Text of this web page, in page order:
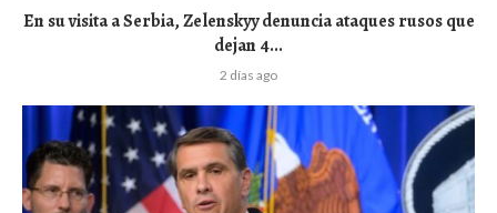
En su visita a Serbia, Zelenskyy denuncia ataques rusos que
dejan 4...
2 días ago